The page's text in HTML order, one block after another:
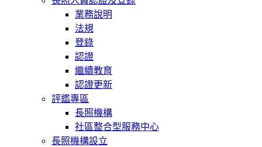
業務說明
法規
登錄
認證
繼續教育
認證更新
評鑑專區
長照機構
社區整合型服務中心
長照機構設立